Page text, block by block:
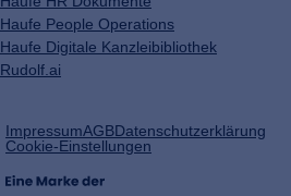
Haufe People Operations
Haufe Digitale Kanzleibibliothek
Rudolf.ai
ImpressumAGB(öffnet
in
einem
Datenschutzerklärung
Cookie-Einstellungen